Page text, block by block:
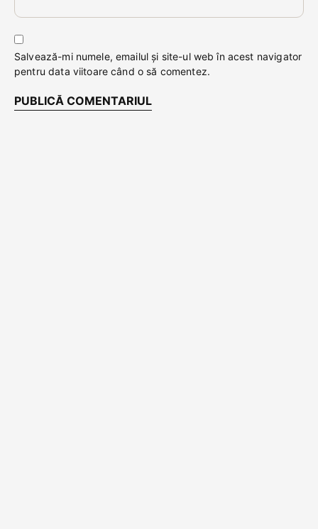
Salvează-mi numele, emailul și site-ul web în acest navigator
pentru data viitoare când o să comentez.